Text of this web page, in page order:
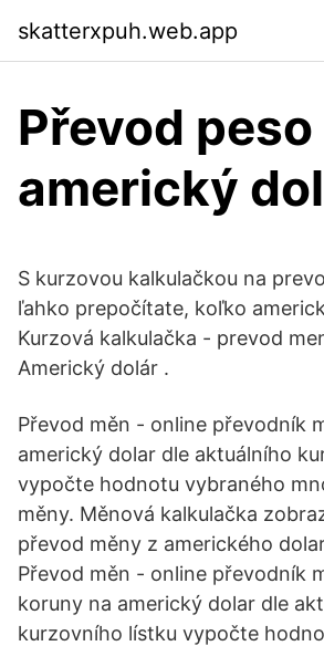
skatterxpuh.web.app
Převod peso
americký
S kurzovou kalkulačkou na
ľahko prepočítate, koľko
Kurzová kalkulačka - prevod
Americký dolár .
Převod měn - online převodník
americký dolar dle aktuálního
vypočte hodnotu vybraného
měny. Měnová kalkulačka
převod měny z amerického
Převod měn - online převodník
koruny na americký dolar dle
kurzovního lístku vypočte